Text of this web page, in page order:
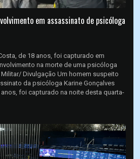
em assassinato de psicóloga
de 18 anos, foi capturado em
na morte de uma psicóloga
Divulgação Um homem suspeito
da psicóloga Karine Gonçalves
foi capturado na noite desta quarta-